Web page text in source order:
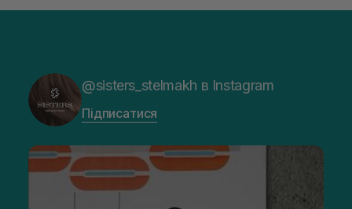
@sisters_stelmakh в Instagram
Підписатися